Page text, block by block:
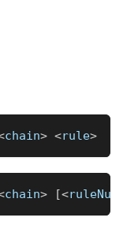
chain> <rule>
chain> [<ruleNum